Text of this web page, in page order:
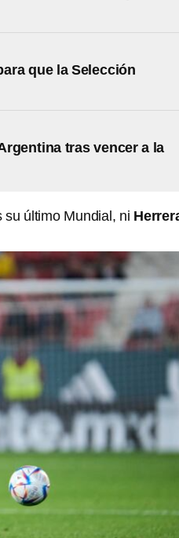
que la Selección
tras vencer a la
último Mundial, ni